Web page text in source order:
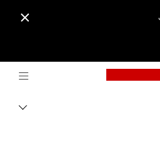

back to home page
مسار